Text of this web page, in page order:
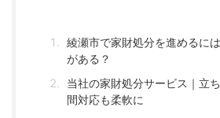
綾瀬市で家財処分を進めるに
がある？
当社の家財処分サービス｜立
間対応も柔軟に